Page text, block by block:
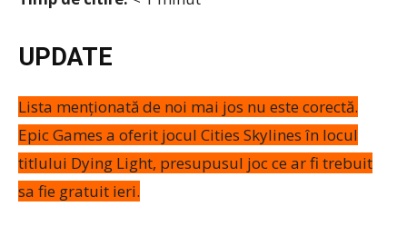
UPDATE
Lista menționată de noi mai jos nu este corectă.
Epic Games a oferit jocul Cities Skylines în locul
titlului Dying Light, presupusul joc ce ar fi trebuit
sa fie gratuit ieri.